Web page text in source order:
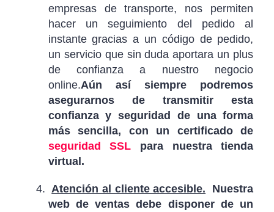
empresas de transporte, nos permiten
hacer un seguimiento del pedido al
instante gracias a un código de pedido,
un servicio que sin duda aportara un plus
de confianza a nuestro negocio
online.Aún así siempre podremos
asegurarnos de transmitir esta
confianza y seguridad de una forma
más sencilla, con un certificado de
seguridad SSL para nuestra tienda
virtual.
Atención al cliente accesible. Nuestra
web de ventas debe disponer de un